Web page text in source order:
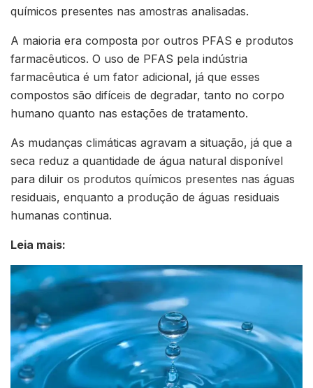
químicos presentes nas amostras analisadas.
A maioria era composta por outros PFAS e produtos
farmacêuticos. O uso de PFAS pela indústria
farmacêutica é um fator adicional, já que esses
compostos são difíceis de degradar, tanto no corpo
humano quanto nas estações de tratamento.
As mudanças climáticas agravam a situação, já que a
seca reduz a quantidade de água natural disponível
para diluir os produtos químicos presentes nas águas
residuais, enquanto a produção de águas residuais
humanas continua.
Leia mais: